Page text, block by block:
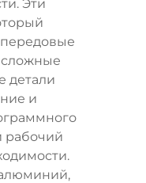
Эти
сложные
детали
и
рабочий
алюминий,